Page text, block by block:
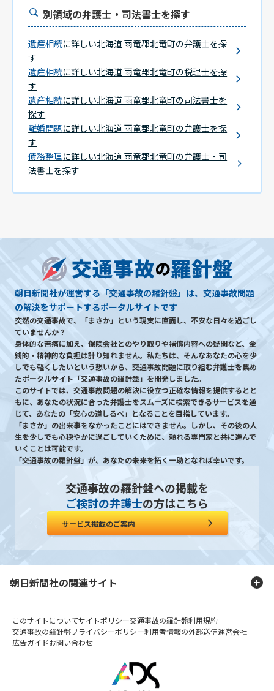
別領域の弁護士・司法書士を探す
遺産相続に詳しい北海道 雨竜郡北竜町の弁護士を探
す
遺産相続に詳しい北海道 雨竜郡北竜町の税理士を探
す
遺産相続に詳しい北海道 雨竜郡北竜町の司法書士を
探す
離婚問題に詳しい北海道 雨竜郡北竜町の弁護士を探
す
債務整理に詳しい北海道 雨竜郡北竜町の弁護士・司
法書士を探す
朝日新聞社が運営する「交通事故の羅針盤」は、交通事故問題
の解決をサポートするポータルサイトです
突然の交通事故で、「まさか」という現実に直面し、不安な日々を過ごし
ていませんか？
身体的な苦痛に加え、保険会社とのやり取りや補償内容への疑問など、金
銭的・精神的な負担は計り知れません。私たちは、そんなあなたの心を少
しでも軽くしたいという想いから、交通事故問題に取り組む弁護士を集め
たポータルサイト「交通事故の羅針盤」を開発しました。
このサイトでは、交通事故問題の解決に役立つ正確な情報を提供するとと
もに、あなたの状況に合った弁護士をスムーズに検索できるサービスを通
じて、あなたの「安心の道しるべ」となることを目指しています。
「まさか」の出来事をなかったことにはできません。しかし、その後の人
生を少しでも心穏やかに過ごしていくために、頼れる専門家と共に進んで
いくことは可能です。
「交通事故の羅針盤」が、あなたの未来を拓く一助となれば幸いです。
交通事故の羅針盤への掲載を
ご検討の弁護士の方はこちら
サービス掲載のご案内
朝日新聞社の関連サイト
このサイトについてサイトポリシー交通事故の羅針盤利用規約
交通事故の羅針盤プライバシーポリシー利用者情報の外部送信運営会社
広告ガイドお問い合わせ